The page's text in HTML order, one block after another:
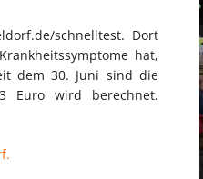
schnelltest. Dort
hat,
dem 30. Juni sind die
Euro wird berechnet.
IHREM
industriellen Chics sind die
Die Basis für
und großen